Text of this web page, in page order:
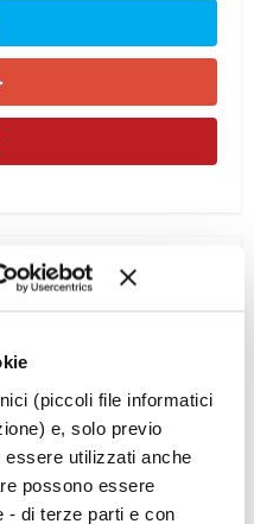
(piccoli file informatici
e, solo previo
essere utilizzati anche
possono essere
- di terze parti e con